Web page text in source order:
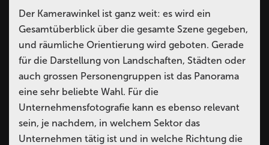
Der Kamerawinkel ist ganz weit: es wird ein
Gesamtüberblick über die gesamte Szene gegeben,
und räumliche Orientierung wird geboten. Gerade
für die Darstellung von Landschaften, Städten oder
auch grossen Personengruppen ist das Panorama
eine sehr beliebte Wahl. Für die
Unternehmensfotografie kann es ebenso relevant
sein, je nachdem, in welchem Sektor das
Unternehmen tätig ist und in welche Richtung die